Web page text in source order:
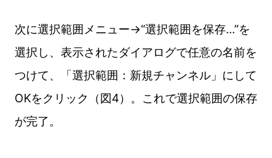
次に選択範囲メニュー→“選択範囲を保存...”を
選択し、表示されたダイアログで任意の名前を
つけて、「選択範囲：新規チャンネル」にして
OKをクリック（図4）。これで選択範囲の保存
が完了。